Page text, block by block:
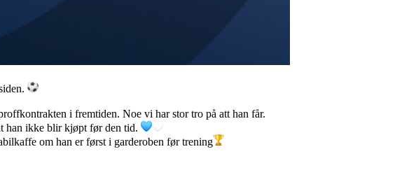
i fremtiden. Noe vi har stor tro på att han får.
han ikke blir kjøpt før den tid.
om han er først i garderoben før trening